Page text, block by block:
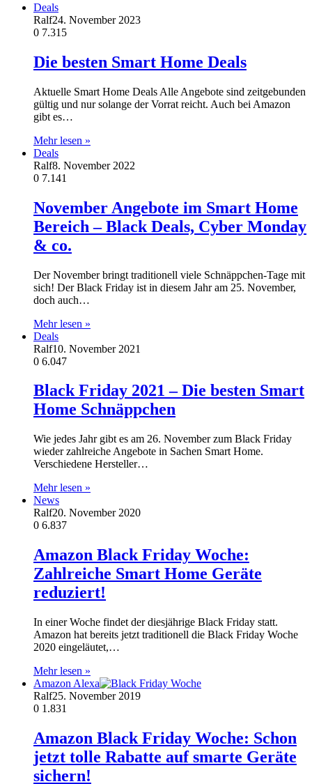
Deals
Ralf24. November 2023
0 7.315
Die besten Smart Home Deals
Aktuelle Smart Home Deals Alle Angebote sind zeitgebunden
gültig und nur solange der Vorrat reicht. Auch bei Amazon
gibt es…
Mehr lesen »
Deals
Ralf8. November 2022
0 7.141
November Angebote im Smart Home
Bereich – Black Deals, Cyber Monday
& co.
Der November bringt traditionell viele Schnäppchen-Tage mit
sich! Der Black Friday ist in diesem Jahr am 25. November,
doch auch…
Mehr lesen »
Deals
Ralf10. November 2021
0 6.047
Black Friday 2021 – Die besten Smart
Home Schnäppchen
Wie jedes Jahr gibt es am 26. November zum Black Friday
wieder zahlreiche Angebote in Sachen Smart Home.
Verschiedene Hersteller…
Mehr lesen »
News
Ralf20. November 2020
0 6.837
Amazon Black Friday Woche:
Zahlreiche Smart Home Geräte
reduziert!
In einer Woche findet der diesjährige Black Friday statt.
Amazon hat bereits jetzt traditionell die Black Friday Woche
2020 eingeläutet,…
Mehr lesen »
Amazon Alexa
Ralf25. November 2019
0 1.831
Amazon Black Friday Woche: Schon
jetzt tolle Rabatte auf smarte Geräte
sichern!